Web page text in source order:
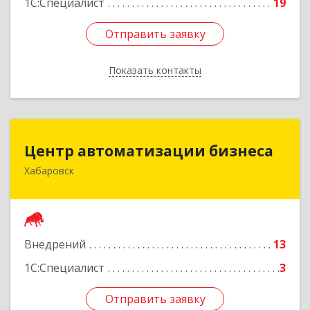
Отправить заявку
Показать контакты
Отправить заявку
Назад
Центр автоматизации бизнеса
Хабаровск
Внедрений
13
1С:Специалист
3
Отправить заявку
Центр автоматизации бизнеса
680030, Хабаровский край, Хабаровск г, Ленина
Отправить заявку